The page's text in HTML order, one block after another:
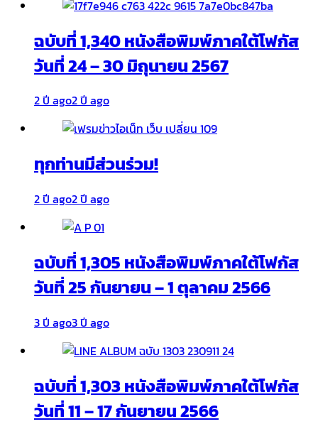
ฉบับที่ 1,340 หนังสือพิมพ์ภาคใต้โฟกัส
วันที่ 24 – 30 มิถุนายน 2567
2 ปี ago2 ปี ago
ทุกท่านมีส่วนร่วม!
2 ปี ago2 ปี ago
ฉบับที่ 1,305 หนังสือพิมพ์ภาคใต้โฟกัส
วันที่ 25 กันยายน – 1 ตุลาคม 2566
3 ปี ago3 ปี ago
ฉบับที่ 1,303 หนังสือพิมพ์ภาคใต้โฟกัส
วันที่ 11 – 17 กันยายน 2566